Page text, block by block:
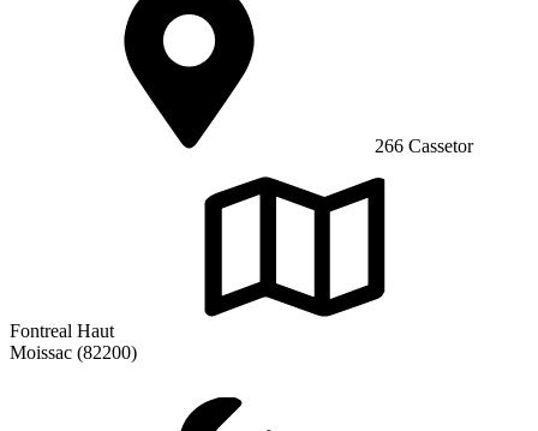
266 Cassetor
Fontreal Haut
Moissac (82200)